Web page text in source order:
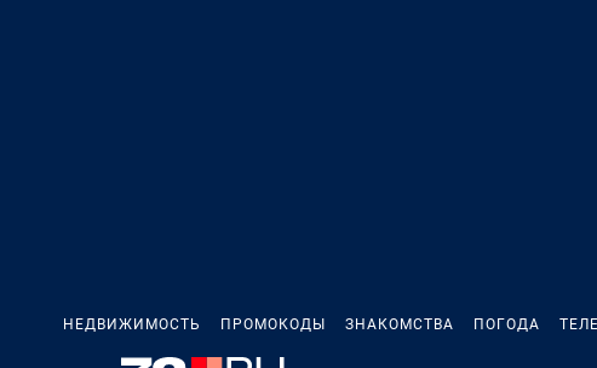
НЕДВИЖИМОСТЬ ПРОМОКОДЫ ЗНАКОМСТВА ПОГОДА